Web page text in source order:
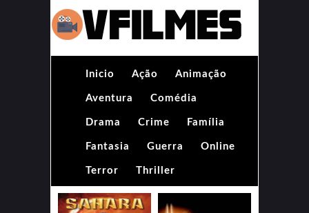
Inicio Ação Animação
Aventura Comédia
Drama Crime Família
Fantasia Guerra Online
Terror Thriller